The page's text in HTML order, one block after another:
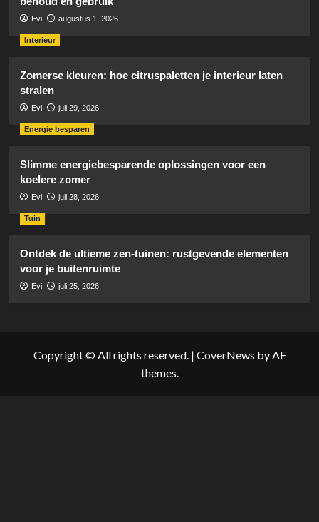
Evi augustus 1, 2026
Interieur
Zomerse kleuren: hoe citruspaletten je interieur laten
stralen
Evi juli 29, 2026
Energie besparen
Slimme energiebesparende oplossingen voor een
koelere zomer
Evi juli 28, 2026
Tuin
Ontdek de ultieme zen-tuinen: rustgevende elementen
voor je buitenruimte
Evi juli 25, 2026
Copyright © All rights reserved. | CoverNews by AF
themes.